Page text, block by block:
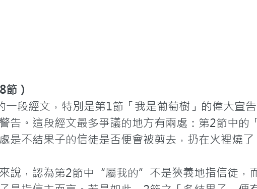
節）
一段經文，特別是第1節「我是葡萄樹」的偉大宣
告。這段經文最多爭議的地方有兩處：第2節中的
是不結果子的信徒是否便會被剪去，扔在火裡燒了
說，認為第2節中“屬我的”不是狹義地指信徒，